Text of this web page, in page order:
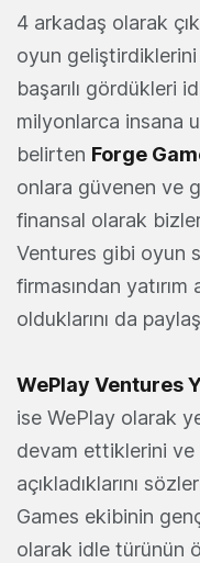
4 arkadaş olarak
oyun
başarılı gördükleri
milyonlarca insana
belirten Forge
onlara güvenen ve
finansal olarak
Ventures gibi oyun
firmasından yatırım
olduklarını da
WePlay Ventures
ise WePlay olarak
devam ettiklerini ve
açıkladıklarını
Games ekibinin
olarak idle türünün